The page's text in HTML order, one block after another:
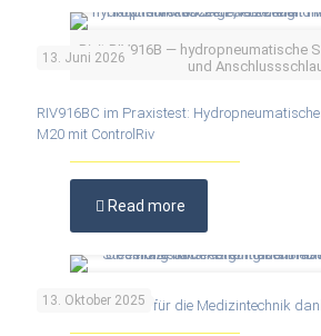
Rivit RIV916B — hydropneumatische
und
13. Juni 2026
RIV916BC im Praxistest:
M20 mit ControlRiv
Read more
13. Oktober 2025
Höchste Präzision für die Medizintechnik